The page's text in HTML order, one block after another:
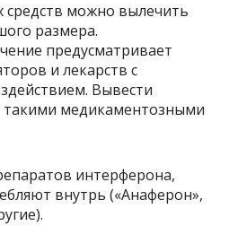
можно вылечить
размера.
предусматривает
и лекарств с
Вывести
медикаментозными
интерферона,
внутрь («Анаферон»,